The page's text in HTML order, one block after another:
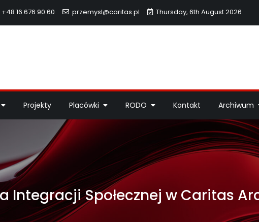
+48 16 676 90 60 przemysl@caritas.pl Thursday, 6th August 2026
Projekty Placówki RODO Kontakt Archiwum
Integracji Społecznej w Caritas